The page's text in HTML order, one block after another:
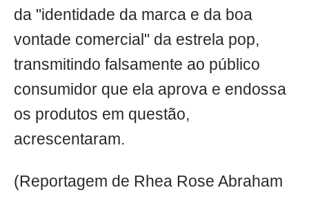
da "identidade da marca e da boa
vontade comercial" da estrela pop,
transmitindo falsamente ao público
consumidor que ela aprova e endossa
os produtos em questão,
acrescentaram.
(Reportagem de Rhea Rose Abraham